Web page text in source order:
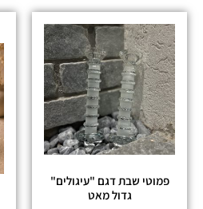
פמוטי שבת דגם "עיגולים"
גדול מאט